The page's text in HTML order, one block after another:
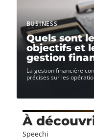
BUSINESS
Quels sont
objectifs et
gestion
La gestion financière
précises sur les
À
Speechi